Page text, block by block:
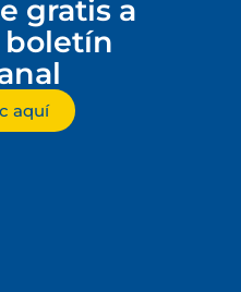
gratis a
boletín
aquí